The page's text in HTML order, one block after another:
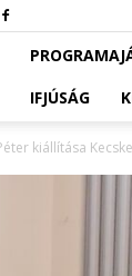
IFJÚSÁG
kiállítása